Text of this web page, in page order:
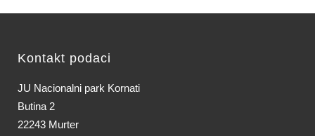
Kontakt podaci
JU Nacionalni park Kornati
Butina 2
22243 Murter